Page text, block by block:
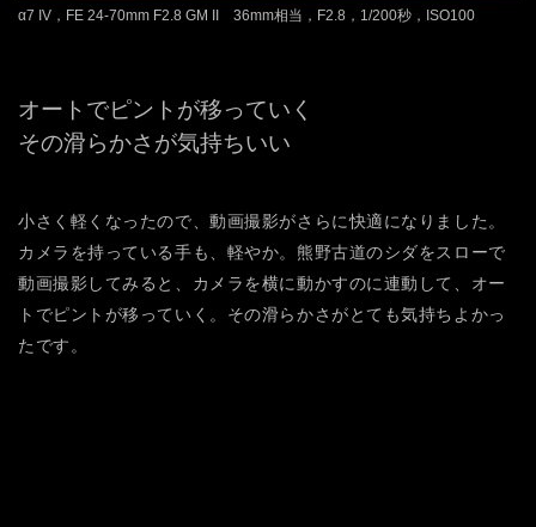
α7 IV，FE 24-70mm F2.8 GM II 36mm相当，F2.8，1/200秒，ISO100
オートでピントが移っていく
その滑らかさが気持ちいい
小さく軽くなったので、動画撮影がさらに快適になりました。
カメラを持っている手も、軽やか。熊野古道のシダをスローで
動画撮影してみると、カメラを横に動かすのに連動して、オー
トでピントが移っていく。その滑らかさがとても気持ちよかっ
たです。